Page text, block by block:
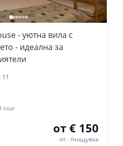
- уютна вила с
- идеална за
още
от € 150
от · /нощувка